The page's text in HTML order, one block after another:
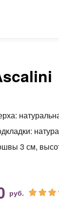
3 см,
руб.